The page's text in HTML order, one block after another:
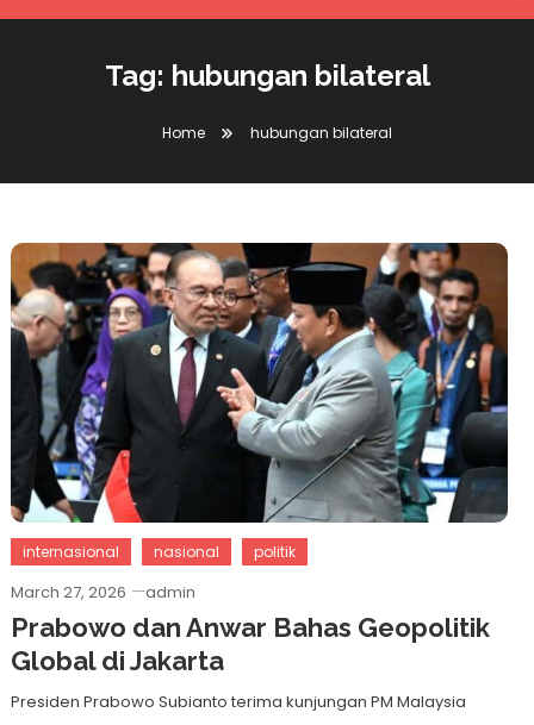
Tag: hubungan bilateral
Home hubungan bilateral
internasional nasional politik
March 27, 2026 admin
Prabowo dan Anwar Bahas Geopolitik
Global di Jakarta
Presiden Prabowo Subianto terima kunjungan PM Malaysia